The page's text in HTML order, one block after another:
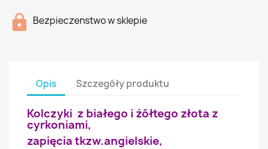
Bezpieczenstwo w sklepie
Opis Szczegóły produktu
Kolczyki z białego i żółtego złota z
cyrkoniami,
zapięcia tkzw.angielskie,